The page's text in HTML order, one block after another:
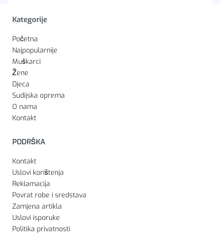
Kategorije
Početna
Najpopularnije
Muškarci
Žene
Djeca
Sudijska oprema
O nama
Kontakt
PODRŠKA
Kontakt
Uslovi korištenja
Reklamacija
Povrat robe i sredstava
Zamjena artikla
Uslovi isporuke
Politika privatnosti